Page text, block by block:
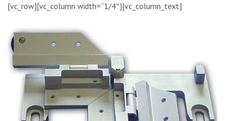
[vc_row][vc_column width=”1/4″][vc_column_text]